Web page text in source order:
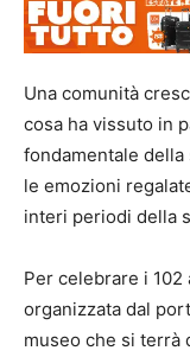
Una comunità
cosa ha vissuto in
fondamentale della
le emozioni
interi periodi della
Per celebrare i 102
organizzata dal
museo che si terrà